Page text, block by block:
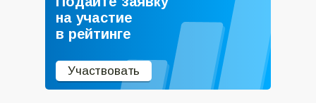
на участие
в рейтинге
Участвовать